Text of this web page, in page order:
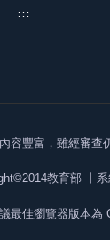
:::
容豐富，雖經審查
教育部 丨
最佳瀏覽器版本為